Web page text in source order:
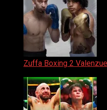
Zuffa Boxing 2